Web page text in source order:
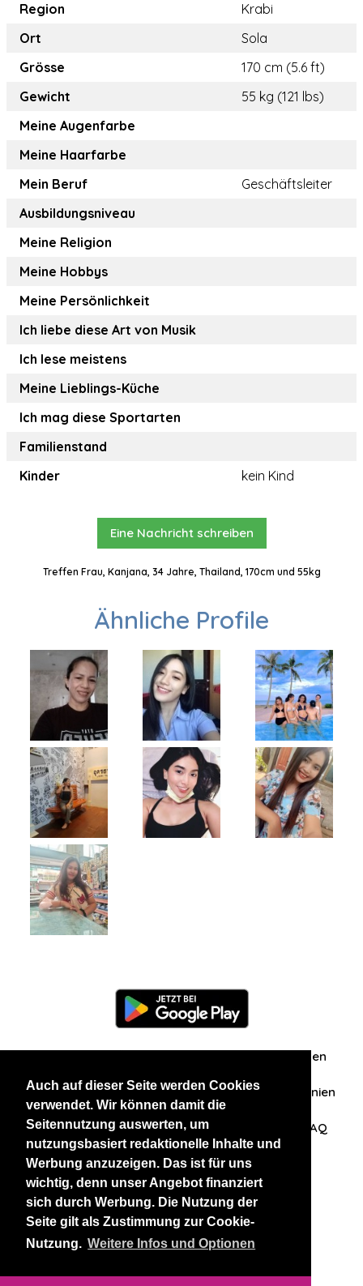
Auch auf dieser Seite werden Cookies
verwendet. Wir können damit die
Seitennutzung auswerten, um
nutzungsbasiert redaktionelle Inhalte und
Werbung anzuzeigen. Das ist für uns
wichtig, denn unser Angebot finanziert
sich durch Werbung. Die Nutzung der
Seite gilt als Zustimmung zur Cookie-
Nutzung. Weitere Infos und Optionen
Region
Krabi
Ort
Sola
Grösse
170 cm (5.6 ft)
Gewicht
55 kg (121 lbs)
Meine Augenfarbe
Meine Haarfarbe
Mein Beruf
Geschäftsleiter
Ausbildungsniveau
Meine Religion
Meine Hobbys
Meine Persönlichkeit
Ich liebe diese Art von Musik
Ich lese meistens
Meine Lieblings-Küche
Ich mag diese Sportarten
Familienstand
Kinder
kein Kind
Eine Nachricht schreiben
Treffen Frau, Kanjana, 34 Jahre, Thailand, 170cm und 55kg
Ähnliche Profile
Zuschriften/Erfahrungen
Datenschutzerklärung AGB Datenschutzrichtlinien
Nehmen Sie Kontakt mit uns auf FAQ
Unsere anderen Websites
BlackAndBeauties RussianKisses